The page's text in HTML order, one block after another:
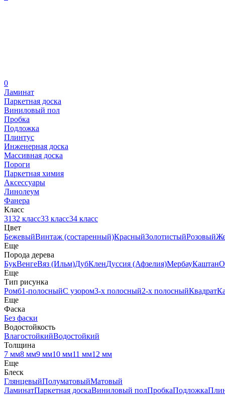
0
Ламинат
Паркетная доска
Виниловый пол
Пробка
Подложка
Плинтус
Инженерная доска
Массивная доска
Пороги
Паркетная химия
Аксессуары
Линолеум
Фанера
Класс
3132 класс33 класс34 класс
Цвет
БежевыйВинтаж (состаренный)КрасныйЗолотистыйРозовый
Еще
Порода дерева
БукВенгеВяз (Ильм)ДубКленДуссия (Афзелия)МербауКаштан
Еще
Тип рисунка
Ромб1-полосныйС узором3-х полосный2-х полосныйКвадрат
Еще
Фаска
Без фаски
Водостойкость
ВлагостойкийВодостойкий
Толщина
7 мм8 мм9 мм10 мм11 мм12 мм
Еще
Блеск
ГлянцевыйПолуматовыйМатовый
ЛаминатПаркетная доскаВиниловый полПробкаПодложка